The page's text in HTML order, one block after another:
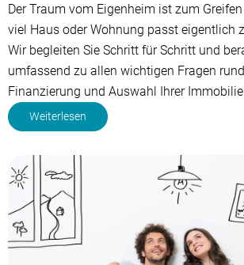
Der Traum vom Eigenheim ist zum
viel Haus oder Wohnung passt eigentlich
Wir begleiten Sie Schritt für Schritt und
umfassend zu allen wichtigen Fragen
Finanzierung und Auswahl Ihrer
Weiterlesen